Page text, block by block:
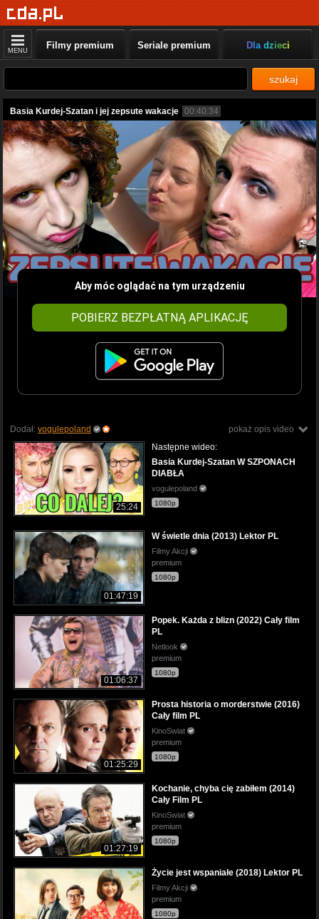
MENU Filmy premium Seriale premium Dla dzieci
szukaj
Basia Kurdej-Szatan i jej zepsute wakacje 00:40:34
Aby móc oglądać na tym urządzeniu
POBIERZ BEZPŁATNĄ APLIKACJĘ
pokaż opis video
Dodał: vogulepoland
25:24
Następne wideo:
Basia Kurdej-Szatan W SZPONACH
DIABŁA
vogulepoland
1080p
01:47:19
W świetle dnia (2013) Lektor PL
Filmy Akcji
premium
1080p
01:06:37
Popek. Każda z blizn (2022) Cały film
PL
Netlook
premium
1080p
01:25:29
Prosta historia o morderstwie (2016)
Cały film PL
KinoSwiat
premium
1080p
01:27:19
Kochanie, chyba cię zabiłem (2014)
Cały Film PL
KinoSwiat
premium
1080p
Życie jest wspaniałe (2018) Lektor PL
Filmy Akcji
premium
1080p